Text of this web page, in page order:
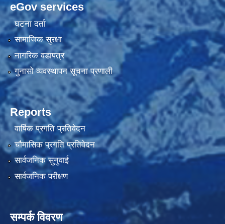
eGov services
घटना दर्ता
सामाजिक सुरक्षा
नागरिक वडापत्र
गुनासो व्यवस्थापन सूचना प्रणाली
Reports
वार्षिक प्रगति प्रतिवेदन
चौमासिक प्रगति प्रतिवेदन
सार्वजनिक सुनुवाई
सार्वजनिक परीक्षण
सम्पर्क विवरण